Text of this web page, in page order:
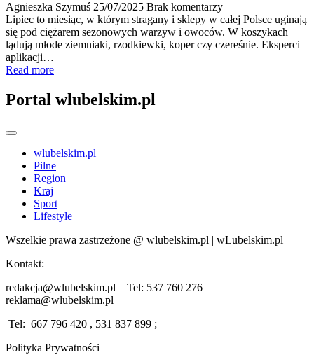
Agnieszka Szymuś 25/07/2025 Brak komentarzy
Lipiec to miesiąc, w którym stragany i sklepy w całej Polsce uginają
się pod ciężarem sezonowych warzyw i owoców. W koszykach
lądują młode ziemniaki, rzodkiewki, koper czy czereśnie. Eksperci
aplikacji…
Read more
Portal wlubelskim.pl
wlubelskim.pl
Pilne
Region
Kraj
Sport
Lifestyle
Wszelkie prawa zastrzeżone @ wlubelskim.pl | wLubelskim.pl
Kontakt:
redakcja@wlubelskim.pl Tel: 537 760 276
reklama@wlubelskim.pl
Tel: 667 796 420 , 531 837 899 ;
Polityka Prywatności